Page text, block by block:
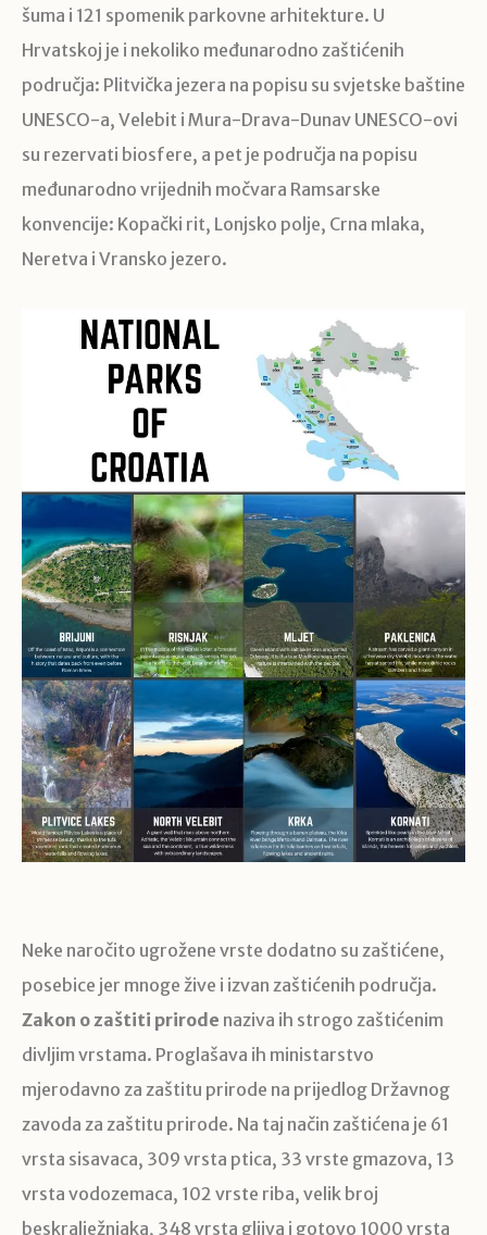
šuma i 121 spomenik parkovne arhitekture. U
Hrvatskoj je i nekoliko međunarodno zaštićenih
područja: Plitvička jezera na popisu su svjetske baštine
UNESCO-a, Velebit i Mura-Drava-Dunav UNESCO-ovi
su rezervati biosfere, a pet je područja na popisu
međunarodno vrijednih močvara Ramsarske
konvencije: Kopački rit, Lonjsko polje, Crna mlaka,
Neretva i Vransko jezero.
Neke naročito ugrožene vrste dodatno su zaštićene,
posebice jer mnoge žive i izvan zaštićenih područja.
Zakon o zaštiti prirode naziva ih strogo zaštićenim
divljim vrstama. Proglašava ih ministarstvo
mjerodavno za zaštitu prirode na prijedlog Državnog
zavoda za zaštitu prirode. Na taj način zaštićena je 61
vrsta sisavaca, 309 vrsta ptica, 33 vrste gmazova, 13
vrsta vodozemaca, 102 vrste riba, velik broj
beskralježnjaka, 348 vrsta gljiva i gotovo 1000 vrsta